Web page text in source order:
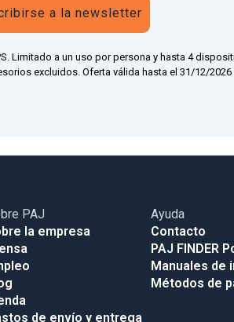
a la newsletter
Limitado a un uso por persona y hasta 4
excluidos. Oferta válida hasta el 31/12/2026
PAJ
la empresa
de envío y entrega
Ayuda
Contacto
PAJ FINDER
Manuales de
Métodos de